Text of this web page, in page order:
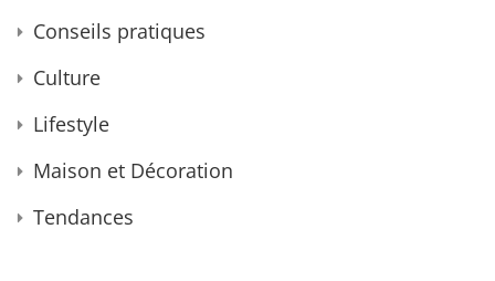
Conseils pratiques
Culture
Lifestyle
Maison et Décoration
Tendances